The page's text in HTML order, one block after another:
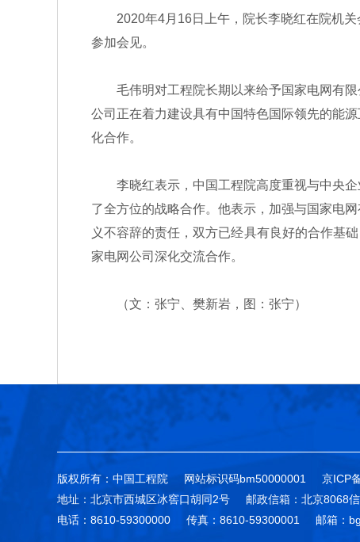
2020年4月16日上午，院长李晓红在院机关
参加会见。
毛伟明对工程院长期以来给予国家电网有限
公司正在着力建设具有中国特色国际领先的能
化合作。
李晓红表示，中国工程院高度重视与中央企
了全方位的战略合作。他表示，加强与国家电
义不容辞的责任，双方已经具有良好的合作基
家电网公司深化交流合作。
（文：张宁、樊新岩，图：张宁）
版权所有：中国工程院 网站标识码bm50000001 京ICP
地址：北京市西城区冰窖口胡同2号
邮政信箱：北京8068
电话：8610-59300000
传真：8610-59300001 邮箱：